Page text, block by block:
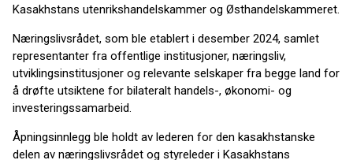
Kasakhstans utenrikshandelskammer og Østhandelskammeret.
Næringslivsrådet, som ble etablert i desember 2024, samlet
representanter fra offentlige institusjoner, næringsliv,
utviklingsinstitusjoner og relevante selskaper fra begge land for
å drøfte utsiktene for bilateralt handels-, økonomi- og
investeringssamarbeid.
Åpningsinnlegg ble holdt av lederen for den kasakhstanske
delen av næringslivsrådet og styreleder i Kasakhstans